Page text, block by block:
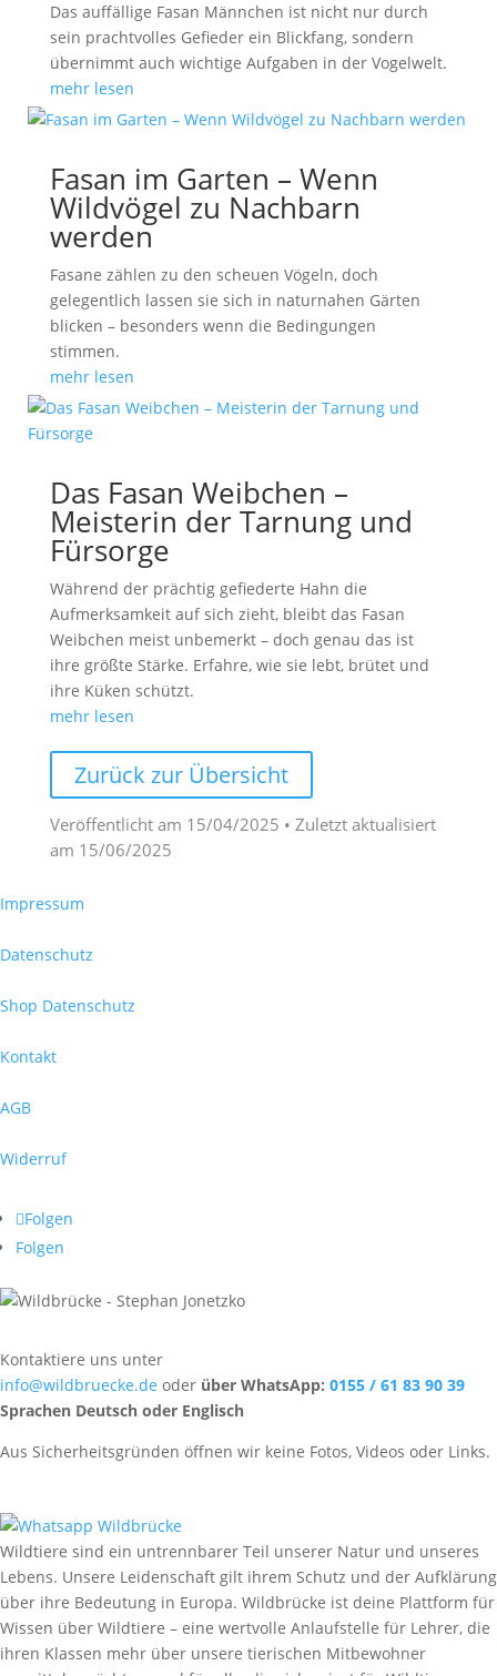
Das auffällige Fasan Männchen ist nicht nur durch
sein prachtvolles Gefieder ein Blickfang, sondern
übernimmt auch wichtige Aufgaben in der Vogelwelt.
mehr lesen
Fasan im Garten – Wenn
Wildvögel zu Nachbarn
werden
Fasane zählen zu den scheuen Vögeln, doch
gelegentlich lassen sie sich in naturnahen Gärten
blicken – besonders wenn die Bedingungen
stimmen.
mehr lesen
Das Fasan Weibchen –
Meisterin der Tarnung und
Fürsorge
Während der prächtig gefiederte Hahn die
Aufmerksamkeit auf sich zieht, bleibt das Fasan
Weibchen meist unbemerkt – doch genau das ist
ihre größte Stärke. Erfahre, wie sie lebt, brütet und
ihre Küken schützt.
mehr lesen
Zurück zur Übersicht
Veröffentlicht am 15/04/2025 • Zuletzt aktualisiert
am 15/06/2025
Impressum
Datenschutz
Shop Datenschutz
Kontakt
AGB
Widerruf
Folgen
Folgen
Kontaktiere uns unter
info@wildbruecke.de oder über WhatsApp: 0155 / 61 83 90 39
Sprachen Deutsch oder Englisch
Aus Sicherheitsgründen öffnen wir keine Fotos, Videos oder Links.
Wildtiere sind ein untrennbarer Teil unserer Natur und unseres
Lebens. Unsere Leidenschaft gilt ihrem Schutz und der Aufklärung
über ihre Bedeutung in Europa. Wildbrücke ist deine Plattform für
Wissen über Wildtiere – eine wertvolle Anlaufstelle für Lehrer, die
ihren Klassen mehr über unsere tierischen Mitbewohner